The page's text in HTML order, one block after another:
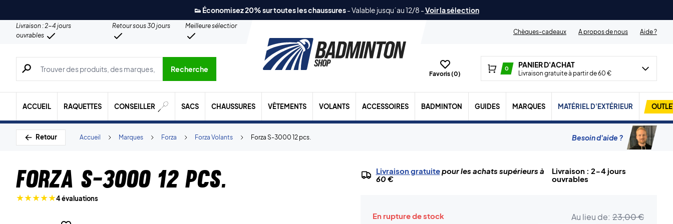
👟 Économisez 20% sur toutes les chaussures-Valable jusqu´au 12/8 -Voir la sélection
Livraison : 2-4 jours
ouvrables
Retour sous 30 jours
Meilleure sélection
Chèques-cadeaux
A propos de nous Aide ?
Recherche de produits, de marques, etc.
Recherche
Favoris (0)
0 PANIER D'ACHAT
Livraison gratuite à partir de 60 €
ACCUEIL RAQUETTES CONSEILLER SACS CHAUSSURES VÊTEMENTS VOLANTS ACCESSOIRES BADMINTON GUIDES MARQUES MATÉRIEL D'EXTÉRIEUR
Retour Forza S-3000 12 pcs.
Forza Volants
Forza
Marques
Accueil Besoin d'aide ?
Forza S-3000 12 pcs.
4 évaluations
Livraison gratuitepour les achats supérieurs à
60 €
Livraison : 2-4 jours
ouvrables
En rupture de stock Au lieu de: 23,00 €